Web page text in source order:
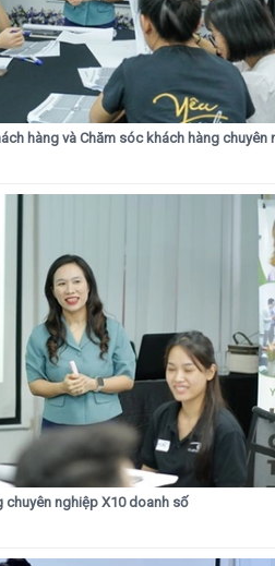
hàng và Chăm sóc khách hàng chuyên
chuyên nghiệp X10 doanh số